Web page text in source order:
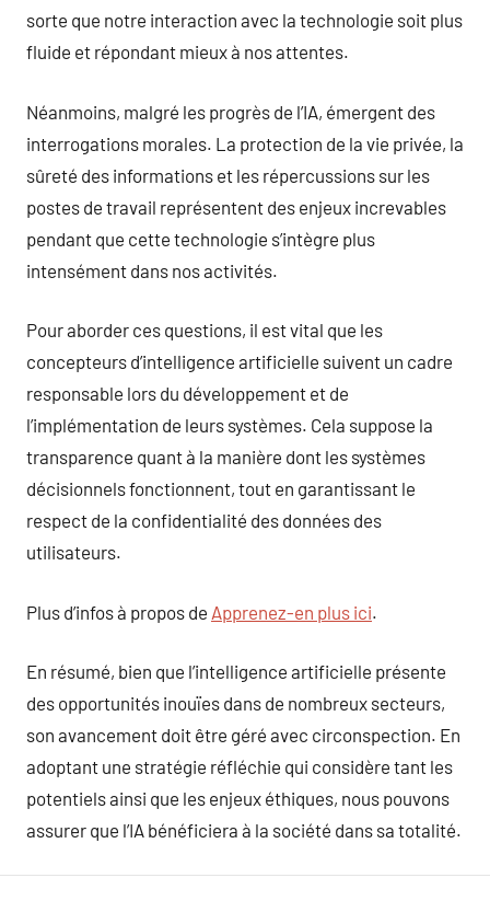
sorte que notre interaction avec la technologie soit plus
fluide et répondant mieux à nos attentes.
Néanmoins, malgré les progrès de l’IA, émergent des
interrogations morales. La protection de la vie privée, la
sûreté des informations et les répercussions sur les
postes de travail représentent des enjeux increvables
pendant que cette technologie s’intègre plus
intensément dans nos activités.
Pour aborder ces questions, il est vital que les
concepteurs d’intelligence artificielle suivent un cadre
responsable lors du développement et de
l’implémentation de leurs systèmes. Cela suppose la
transparence quant à la manière dont les systèmes
décisionnels fonctionnent, tout en garantissant le
respect de la confidentialité des données des
utilisateurs.
Plus d’infos à propos de Apprenez-en plus ici.
En résumé, bien que l’intelligence artificielle présente
des opportunités inouïes dans de nombreux secteurs,
son avancement doit être géré avec circonspection. En
adoptant une stratégie réfléchie qui considère tant les
potentiels ainsi que les enjeux éthiques, nous pouvons
assurer que l’IA bénéficiera à la société dans sa totalité.